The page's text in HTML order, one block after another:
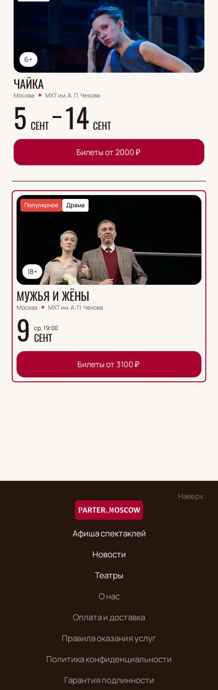
6+
ЧАЙКА
Москва МХТ им. А. П. Чехова
5 СЕНТ 14 СЕНТ
Билеты от 2000₽
18+
Драма
Популярное
МУЖЬЯ И ЖЁНЫ
Москва МХТ им. А. П. Чехова
9 ср, 19:00
СЕНТ
Билеты от 3100₽
Наверх
Афиша спектаклей
Новости
Театры
О нас
Оплата и доставка
Правила оказания услуг
Политика конфиденциальности
Гарантия подлинности